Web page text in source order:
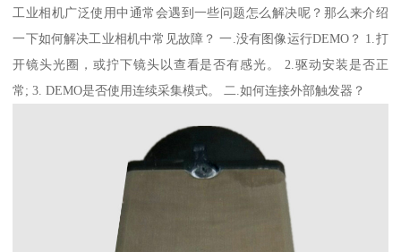
工业相机广泛使用中通常会遇到一些问题怎么解决呢？那么来介绍
一下如何解决工业相机中常见故障？ 一.没有图像运行DEMO？ 1.打
开镜头光圈，或拧下镜头以查看是否有感光。 2.驱动安装是否正
常; 3. DEMO是否使用连续采集模式。 二.如何连接外部触发器？